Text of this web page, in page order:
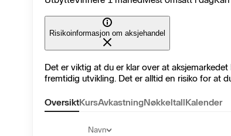
Risikoinformasjon om aksjehandel
Det er viktig at du er klar over at
fremtidig utvikling. Det er alltid en risiko for at
OversiktKursAvkastningNøkkeltallKalender
Navn